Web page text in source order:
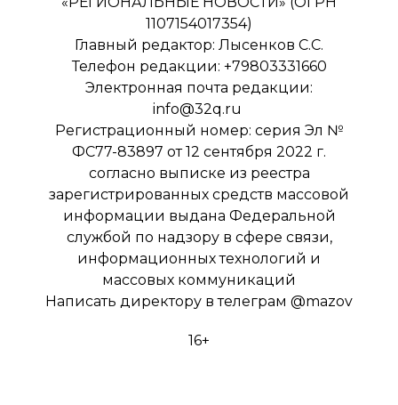
1107154017354)
Главный редактор: Лысенков С.С.
Телефон редакции: +79803331660
Электронная почта редакции:
info@32q.ru
Регистрационный номер: серия Эл №
ФС77-83897 от 12 сентября 2022 г.
согласно выписке из реестра
зарегистрированных средств массовой
информации выдана Федеральной
службой по надзору в сфере связи,
информационных технологий и
массовых коммуникаций
Написать директору в телеграм @mazov
16+